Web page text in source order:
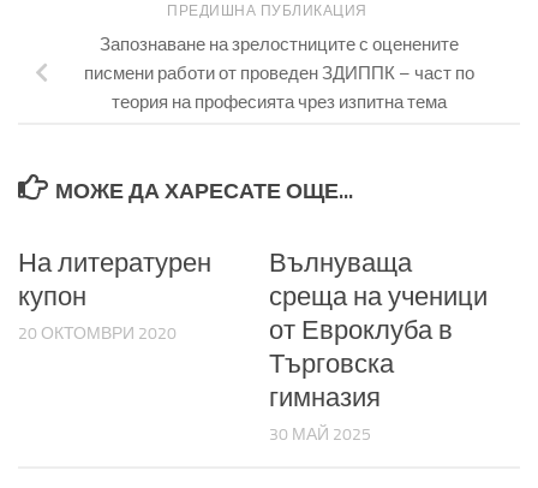
ПРЕДИШНА ПУБЛИКАЦИЯ
Запознаване на зрелостниците с оценените
писмени работи от проведен ЗДИППК – част по
теория на професията чрез изпитна тема
МОЖЕ ДА ХАРЕСАТЕ ОЩЕ...
На литературен
купон
20 ОКТОМВРИ 2020
Вълнуваща
среща на ученици
от Евроклуба в
Търговска
гимназия
30 МАЙ 2025